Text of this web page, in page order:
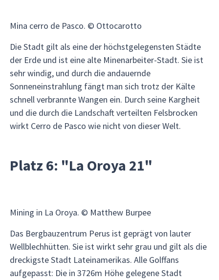
Mina cerro de Pasco. © Ottocarotto
Die Stadt gilt als eine der höchstgelegensten Städte
der Erde und ist eine alte Minenarbeiter-Stadt. Sie ist
sehr windig, und durch die andauernde
Sonneneinstrahlung fängt man sich trotz der Kälte
schnell verbrannte Wangen ein. Durch seine Kargheit
und die durch die Landschaft verteilten Felsbrocken
wirkt Cerro de Pasco wie nicht von dieser Welt.
Platz 6: "La Oroya 21"
Mining in La Oroya. © Matthew Burpee
Das Bergbauzentrum Perus ist geprägt von lauter
Wellblechhütten. Sie ist wirkt sehr grau und gilt als die
dreckigste Stadt Lateinamerikas. Alle Golffans
aufgepasst: Die in 3726m Höhe gelegene Stadt